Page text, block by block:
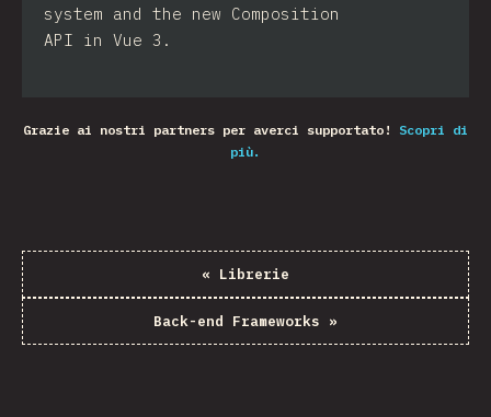
system and the new Composition
API in Vue 3.
Grazie ai nostri partners per averci supportato!
Scopri di
più.
« Librerie
Back-end Frameworks »